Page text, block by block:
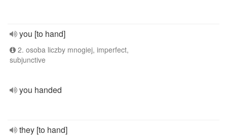
you [to hand]
2. osoba liczby mnogiej, imperfect,
subjunctive
you handed
they [to hand]